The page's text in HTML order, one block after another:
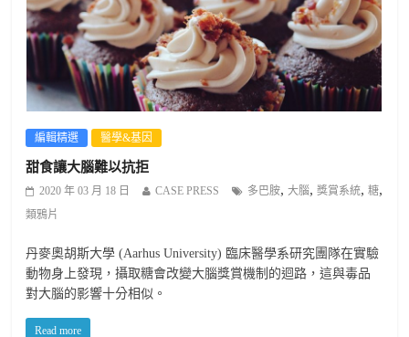
編輯精選 醫學&基因
甜食讓大腦難以抗拒
2020 年 03 月 18 日 CASE PRESS 多巴胺,大腦,獎賞系統,糖,
類鴉片
丹麥奧胡斯大學 (Aarhus University) 臨床醫學系研究團隊在實驗
動物身上發現，攝取糖會改變大腦獎賞機制的迴路，這與毒品
對大腦的影響十分相似。
Read more